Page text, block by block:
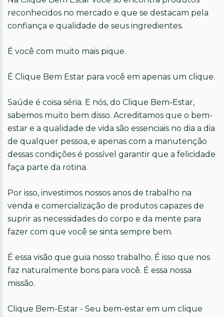
reconhecidos no mercado e que se destacam pela
confiança e qualidade de seus ingredientes.
É você com muito mais pique.
É Clique Bem Estar para você em apenas um clique.
Saúde é coisa séria. E nós, do Clique Bem-Estar,
sabemos muito bem disso. Acreditamos que o bem-
estar e a qualidade de vida são essenciais no dia a dia
de qualquer pessoa, e apenas com a manutenção
dessas condições é possível garantir que a felicidade
faça parte da rotina.
Por isso, investimos nossos anos de trabalho na
venda e comercialização de produtos capazes de
suprir as necessidades do corpo e da mente para
fazer com que você se sinta sempre bem.
É essa visão que guia nosso trabalho. É isso que nos
faz naturalmente bons para você. É essa nossa
missão.
Clique Bem-Estar - Seu bem-estar em um clique